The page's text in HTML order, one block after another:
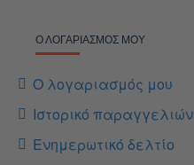
Ο ΛΟΓΑΡΙΑΣΜΌΣ ΜΟΥ
Ο λογαριασμός μου
Ιστορικό παραγγελιών
Ενημερωτικό δελτίο